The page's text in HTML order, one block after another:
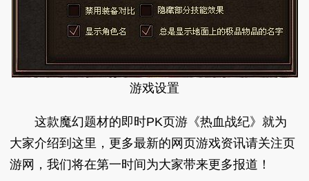
游戏设置
这款魔幻题材的即时PK页游《热血战纪》就为
大家介绍到这里，更多最新的网页游戏资讯请关注页
游网，我们将在第一时间为大家带来更多报道！